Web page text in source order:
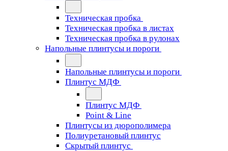
Техническая пробка
Техническая пробка в листах
Техническая пробка в рулонах
Напольные плинтусы и пороги
Напольные плинтусы и пороги
Плинтус МДФ
Плинтус МДФ
Point & Line
Плинтусы из дюрополимера
Полиуретановый плинтус
Скрытый плинтус